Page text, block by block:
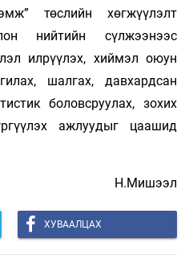
төслийн хөгжүүлэлт
нийтийн сүлжээнээс
илрүүлэх, хиймэл оюун
шалгах, давхардсан
боловсруулах, зохих
ажлуудыг цаашид
Н.Мишээл
ХУВААЛЦАХ